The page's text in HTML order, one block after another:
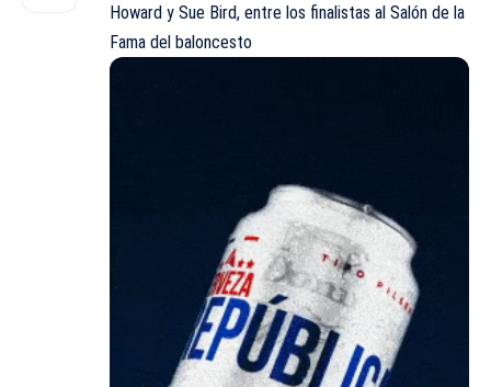
Howard y Sue Bird, entre los finalistas al Salón de la
Fama del baloncesto